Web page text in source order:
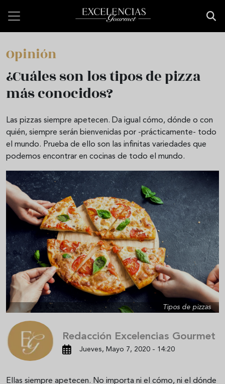
Opinión
¿Cuáles son los tipos de pizza
más conocidos?
Las pizzas siempre apetecen. Da igual cómo, dónde o con
quién, siempre serán bienvenidas por -prácticamente- todo
el mundo. Prueba de ello son las infinitas variedades que
podemos encontrar en cocinas de todo el mundo.
Tipos de pizzas
Redacción Excelencias Gourmet
Jueves, Mayo 7, 2020 - 14:20
Ellas siempre apetecen. No importa ni el cómo, ni el dónde